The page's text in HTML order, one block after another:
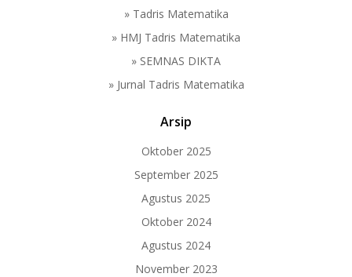
» Tadris Matematika
» HMJ Tadris Matematika
» SEMNAS DIKTA
» Jurnal Tadris Matematika
Arsip
Oktober 2025
September 2025
Agustus 2025
Oktober 2024
Agustus 2024
November 2023